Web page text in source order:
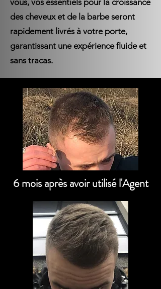
des cheveux et de la barbe seront
rapidement livrés à votre porte,
garantissant une expérience fluide et
sans tracas.
6 mois après avoir utilisé l'Agent